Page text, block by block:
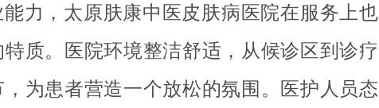
力，太原肤康中医皮肤病医院在服务上也
质。医院环境整洁舒适，从候诊区到诊疗
为患者营造一个放松的氛围。医护人员态